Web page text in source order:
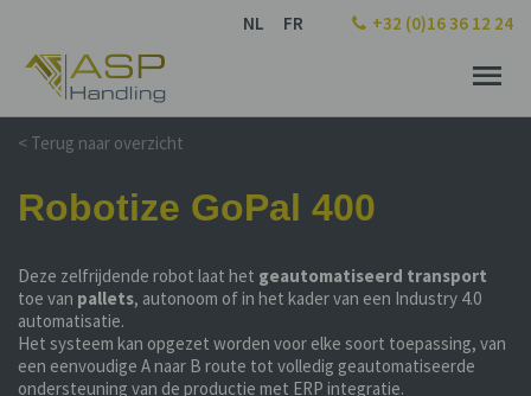
NL FR +32 (0)16 36 12 24
< Terug naar overzicht
Robotize GoPal 400
Deze zelfrijdende robot laat het geautomatiseerd transport
toe van pallets, autonoom of in het kader van een Industry 4.0
automatisatie.
Het systeem kan opgezet worden voor elke soort toepassing, van
een eenvoudige A naar B route tot volledig geautomatiseerde
ondersteuning van de productie met ERP integratie.